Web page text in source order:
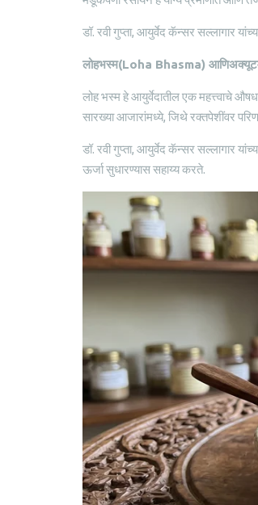
डॉ. रवी गुप्ता, आयुर्वेद कॅन्सर सल्लागार
लोहभस्म(Loha Bhasma)
लोह भस्म हे आयुर्वेदातील एक महत्त्वाचे
सारख्या आजारांमध्ये, जिथे रक्तपेशींवर
डॉ. रवी गुप्ता, आयुर्वेद कॅन्सर सल्लागार
ऊर्जा सुधारण्यास सहाय्य करते.